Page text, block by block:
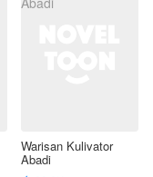
Warisan Kulivator
Abadi